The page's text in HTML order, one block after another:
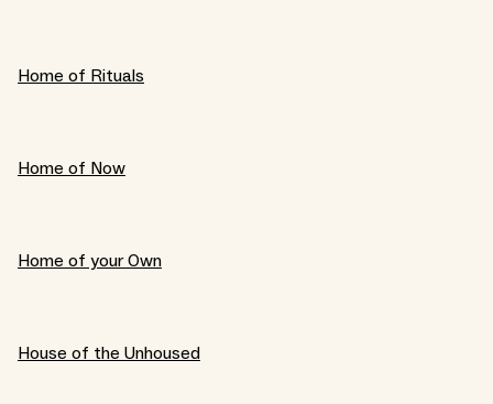
Home of Rituals
Home of Now
Home of your Own
House of the Unhoused